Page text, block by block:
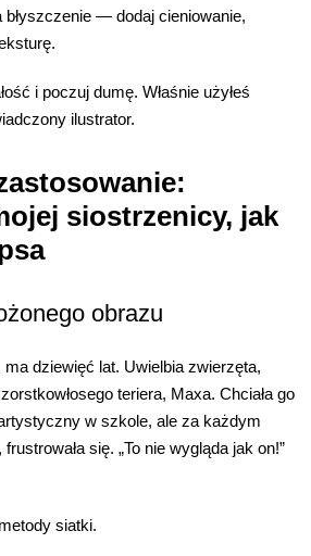
błyszczenie — dodaj cieniowanie,
i poczuj dumę. Właśnie użyłeś
ilustrator.
siostrzenicy, jak
obrazu
dziewięć lat. Uwielbia zwierzęta,
teriera, Maxa. Chciała go
w szkole, ale za każdym
się. „To nie wygląda jak on!”
siatki.